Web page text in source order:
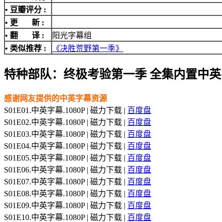
• 豆瓣评分 :
• 更 新 :
• 翻 译 :
阳光字幕组
• 类似推荐 :
《决胜荒野第一季》
特种部队：终极考验第一季 全集内置中
感谢网友提供的中英字幕资源
S01E01.中英字幕.1080P | 磁力下载 | 百度盘
S01E02.中英字幕.1080P | 磁力下载 | 百度盘
S01E03.中英字幕.1080P | 磁力下载 | 百度盘
S01E04.中英字幕.1080P | 磁力下载 | 百度盘
S01E05.中英字幕.1080P | 磁力下载 | 百度盘
S01E06.中英字幕.1080P | 磁力下载 | 百度盘
S01E07.中英字幕.1080P | 磁力下载 | 百度盘
S01E08.中英字幕.1080P | 磁力下载 | 百度盘
S01E09.中英字幕.1080P | 磁力下载 | 百度盘
S01E10.中英字幕.1080P | 磁力下载 | 百度盘